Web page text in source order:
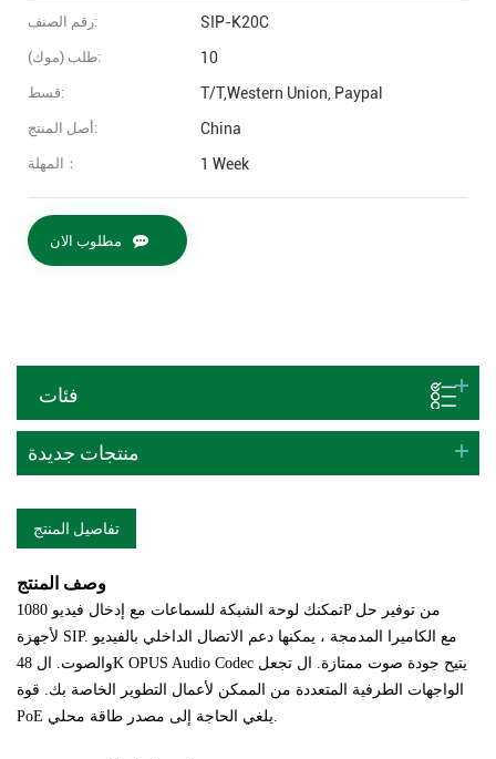
رقم الصنف: SIP-K20C
طلب (موك): 10
قسط: T/T,Western Union, Paypal
أصل المنتج: China
المهلة： 1 Week
مطلوب الان
فئات
منتجات جديدة
تفاصيل المنتج
وصف المنتج
تمكنك لوحة الشبكة للسماعات مع إدخال فيديو 1080P من توفير حل
لأجهزة SIP. مع الكاميرا المدمجة ، يمكنها دعم الاتصال الداخلي بالفيديو
والصوت. ال
48K OPUS Audio Codec يتيح جودة صوت ممتازة. ال تجعل
الواجهات الطرفية المتعددة من الممكن لأعمال التطوير الخاصة بك. قوة
PoE
يلغي الحاجة إلى مصدر طاقة محلي.